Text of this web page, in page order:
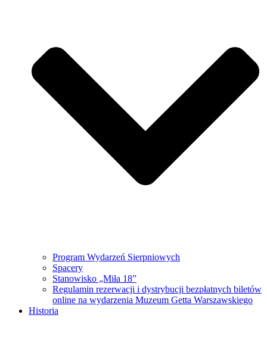
Program Wydarzeń Sierpniowych
Spacery
Stanowisko „Miła 18”
Regulamin rezerwacji i dystrybucji bezpłatnych biletów
online na wydarzenia Muzeum Getta Warszawskiego
Historia